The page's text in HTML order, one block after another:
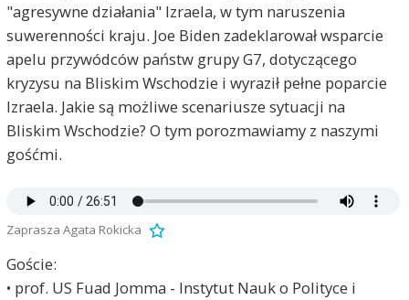
"agresywne działania" Izraela, w tym naruszenia
suwerenności kraju. Joe Biden zadeklarował wsparcie
apelu przywódców państw grupy G7, dotyczącego
kryzysu na Bliskim Wschodzie i wyraził pełne poparcie
Izraela. Jakie są możliwe scenariusze sytuacji na
Bliskim Wschodzie? O tym porozmawiamy z naszymi
gośćmi.
Zaprasza Agata Rokicka
Goście:
• prof. US Fuad Jomma - Instytut Nauk o Polityce i